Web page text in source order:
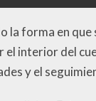
la forma en
interior del
y el